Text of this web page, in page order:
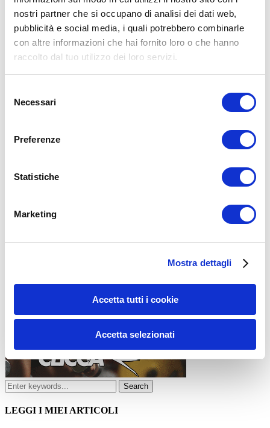
nostri partner che si occupano di analisi dei dati web,
pubblicità e social media, i quali potrebbero combinarle
con altre informazioni che hai fornito loro o che hanno
raccolto dal tuo utilizzo dei loro servizi.
delNecessari
Preferenze
Statistiche
Marketing
Mostra dettagli
Accetta tutti i cookie
Accetta selezionati
15WORKOUT SCARICA ORA
ALLENATI CON ME!
LEGGI I MIEI ARTICOLI